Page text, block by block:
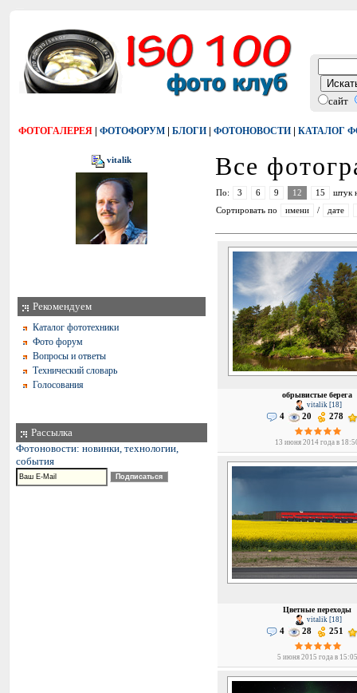
сайт
ФОТОГАЛЕРЕЯ | ФОТОФОРУМ | БЛОГИ | ФОТОНОВОСТИ | КАТАЛОГ
vitalik
Рекомендуем
Каталог фототехники
Фото форум
Вопросы и ответы
Технический словарь
Голосования
Рассылка
Фотоновости: новинки, технологии,
события
Все
По: 3 6 9 12 15
штук
Сортировать по
имени / дате
обрывистые берега
vitalik [18]
4 20 278
13 июня 2014 года в
Цветные переходы
vitalik [18]
4 28 251
5 июня 2015 года в 15:05